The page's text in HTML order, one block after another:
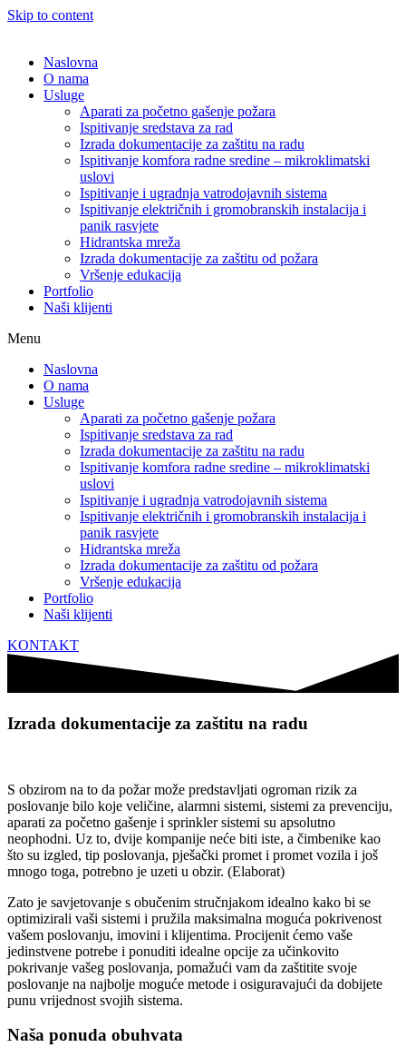
Skip to content
Naslovna
O nama
Usluge
Aparati za početno gašenje požara
Ispitivanje sredstava za rad
Izrada dokumentacije za zaštitu na radu
Ispitivanje komfora radne sredine – mikroklimatski
uslovi
Ispitivanje i ugradnja vatrodojavnih sistema
Ispitivanje električnih i gromobranskih instalacija i
panik rasvjete
Hidrantska mreža
Izrada dokumentacije za zaštitu od požara
Vršenje edukacija
Portfolio
Naši klijenti
Menu
Naslovna
O nama
Usluge
Aparati za početno gašenje požara
Ispitivanje sredstava za rad
Izrada dokumentacije za zaštitu na radu
Ispitivanje komfora radne sredine – mikroklimatski
uslovi
Ispitivanje i ugradnja vatrodojavnih sistema
Ispitivanje električnih i gromobranskih instalacija i
panik rasvjete
Hidrantska mreža
Izrada dokumentacije za zaštitu od požara
Vršenje edukacija
Portfolio
Naši klijenti
KONTAKT
Izrada dokumentacije za zaštitu na radu
S obzirom na to da požar može predstavljati ogroman rizik za
poslovanje bilo koje veličine, alarmni sistemi, sistemi za prevenciju,
aparati za početno gašenje i sprinkler sistemi su apsolutno
neophodni. Uz to, dvije kompanije neće biti iste, a čimbenike kao
što su izgled, tip poslovanja, pješački promet i promet vozila i još
mnogo toga, potrebno je uzeti u obzir. (Elaborat)
Zato je savjetovanje s obučenim stručnjakom idealno kako bi se
optimizirali vaši sistemi i pružila maksimalna moguća pokrivenost
vašem poslovanju, imovini i klijentima. Procijenit ćemo vaše
jedinstvene potrebe i ponuditi idealne opcije za učinkovito
pokrivanje vašeg poslovanja, pomažući vam da zaštitite svoje
poslovanje na najbolje moguće metode i osiguravajući da dobijete
punu vrijednost svojih sistema.
Naša ponuda obuhvata